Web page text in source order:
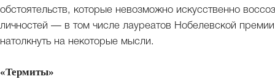
обстоятельств, которые невозможно искусственно
личностей — в том числе лауреатов Нобелевской
натолкнуть на некоторые мысли.
«Термиты»